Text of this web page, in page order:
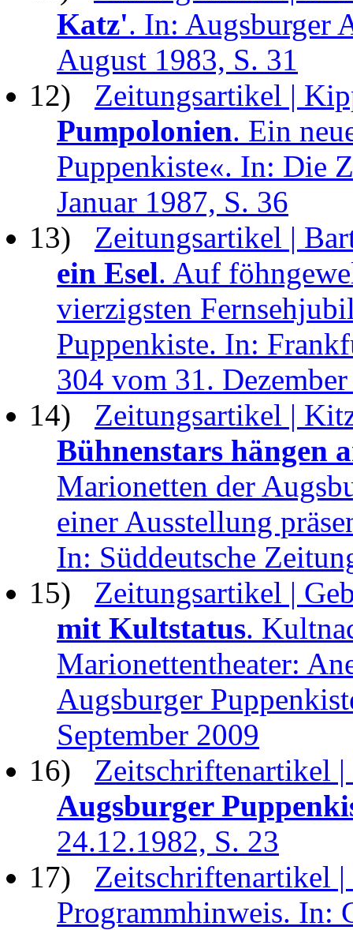
Katz'. In: Augsburger
August 1983, S. 31
12) Zeitungsartikel |
Pumpolonien. Ein
Puppenkiste«. In: Die
Januar 1987, S. 36
13) Zeitungsartikel |
ein Esel. Auf
vierzigsten
Puppenkiste. In:
304 vom 31.
14) Zeitungsartikel |
Bühnenstars hängen
Marionetten der
einer Ausstellung
In: Süddeutsche
15) Zeitungsartikel |
mit Kultstatus.
Marionettentheater:
Augsburger
September 2009
16) Zeitschriftenartikel |
Augsburger
24.12.1982, S. 23
17) Zeitschriftenartikel |
Programmhinweis. In: